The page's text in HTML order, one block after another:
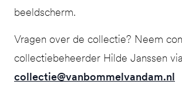
beeldscherm.
Vragen over de collectie? Neem
collectiebeheerder Hilde Janssen
collectie@vanbommelvandam.nl